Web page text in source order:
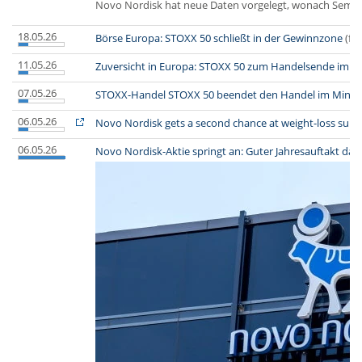
Novo Nordisk hat neue Daten vorgelegt, wonach
18.05.26 Börse Europa: STOXX 50 schließt in der Gewinnzone
11.05.26
Zuversicht in Europa: STOXX 50 zum Handelsende im
07.05.26
STOXX-Handel STOXX 50 beendet den Handel im Minus
06.05.26
Novo Nordisk gets a second chance at weight-loss
06.05.26
Novo Nordisk-Aktie springt an: Guter Jahresauftakt